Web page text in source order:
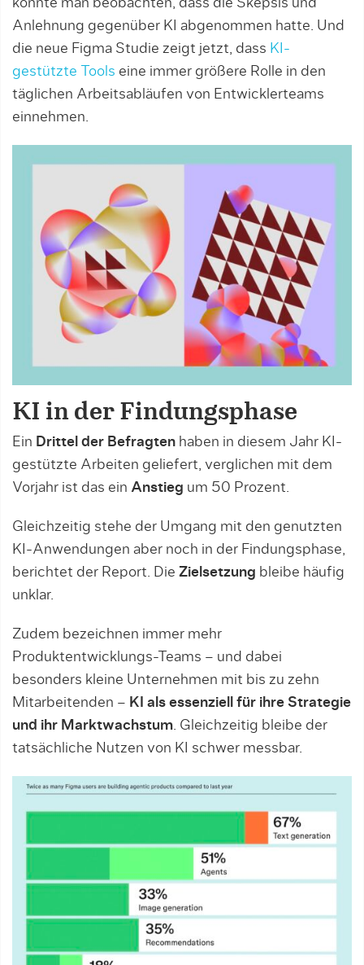
konnte man beobachten, dass die Skepsis und
Anlehnung gegenüber KI abgenommen hatte. Und
die neue Figma Studie zeigt jetzt, dass KI-
gestützte Tools eine immer größere Rolle in den
täglichen Arbeitsabläufen von Entwicklerteams
einnehmen.
KI in der Findungsphase
Ein Drittel der Befragten haben in diesem Jahr KI-
gestützte Arbeiten geliefert, verglichen mit dem
Vorjahr ist das ein Anstieg um 50 Prozent.
Gleichzeitig stehe der Umgang mit den genutzten
KI-Anwendungen aber noch in der Findungsphase,
berichtet der Report. Die Zielsetzung bleibe häufig
unklar.
Zudem bezeichnen immer mehr
Produktentwicklungs-Teams – und dabei
besonders kleine Unternehmen mit bis zu zehn
Mitarbeitenden – KI als essenziell für ihre Strategie
und ihr Marktwachstum. Gleichzeitig bleibe der
tatsächliche Nutzen von KI schwer messbar.